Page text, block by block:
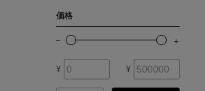
ARCS LONDON
価格
¥ ¥